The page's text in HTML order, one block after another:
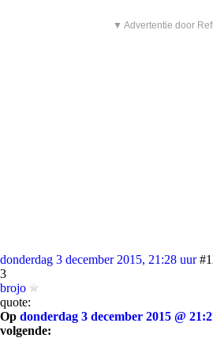
▼ Advertentie door
donderdag 3 december 2015, 21:28 uur
3
brojo
quote:
Op donderdag 3 december 2015 @
volgende: